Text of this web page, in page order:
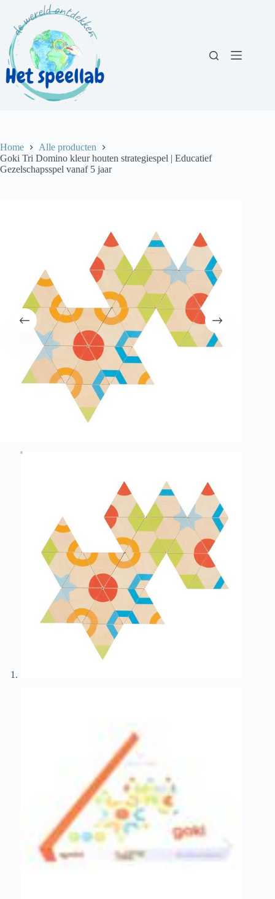
inhoud
Home
Alle producten
Goki Tri Domino kleur houten strategiespel | Educatief
Gezelschapsspel vanaf 5 jaar